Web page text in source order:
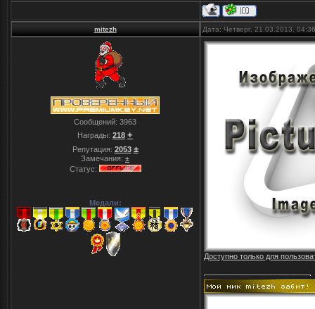
mitezh Дата: Четверг, 21.03.2013,
Сообщений: 3963
Награды: 218 +
Репутация: 2053 ±
Замечания: ±
Статус:
Медали:
Доступно только для